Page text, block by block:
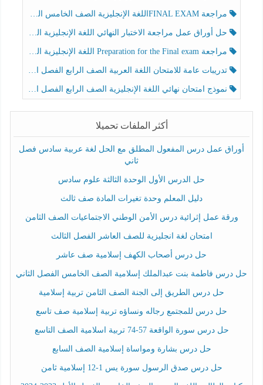
مراجعة FINAL EXAMاللغة الإنجليزية الصف الخامس الفصل الثالث
حل أوراق عمل مراجعة الاختبار النهائي اللغة الإنجليزية الصف الرابع الفصل الثالث
مراجعة Preparation for the Final exam اللغة الإنجليزية الصف الرابع الفصل الثالث
تدريبات عامة للامتحان اللغة العربية الصف الرابع الفصل الثالث
نموذج امتحان نهائي اللغة الإنجليزية الصف الرابع الفصل الثالث
أكثر الملفات تحميلا
أوراق عمل درس المفعول المطلق مع الحل لغة عربية سادس فصل
ثاني
حل الدرس الأول الوحدة الثالثة علوم سادس
دليل المعلم وحدة تغيرات المادة صف ثالث
ورقة عمل إثرائية درس الأمن الوطني الاجتماعيات الصف الثامن
امتحان لغة انجليزية للصف العاشر الفصل الثالث
حل درس أصحاب الكهف إسلامية صف عاشر
حل درس فاطمة بنت عبدالملك إسلامية الصف الخامس الفصل الثاني
حل درس الطريق إلى الجنة الصف الثامن تربية إسلامية
حل درس للمجتمع رجاله ونساؤه تربية إسلامية صف تاسع
حل درس سورة الواقعة 57-74 تربية اسلامية الصف التاسع
حل درس بشارة ومواساة إسلامية الصف السابع
حل درس صدق الرسول سورة يس 1-12 إسلامية ثامن